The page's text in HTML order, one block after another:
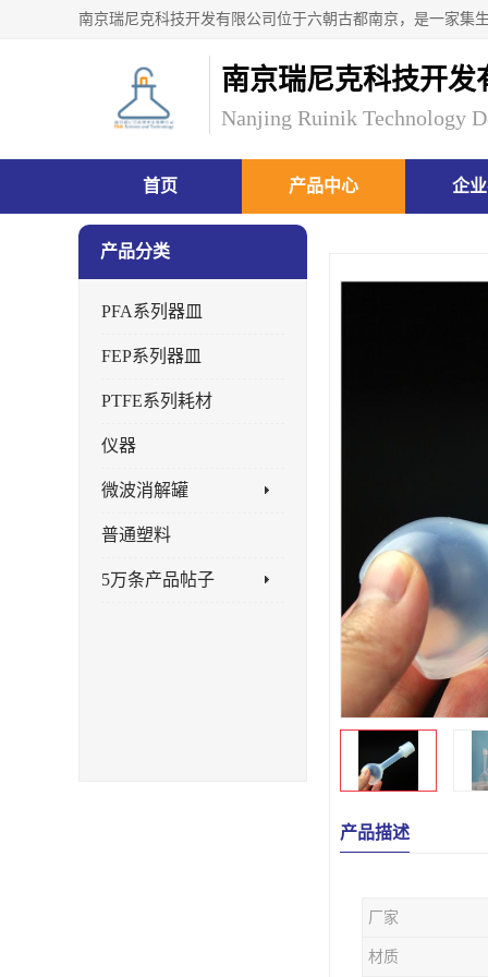
南京瑞尼克科技开发
Nanjing Ruinik Technology
首页 产品中心 企
产品分类
PFA系列器皿
FEP系列器皿
PTFE系列耗材
仪器
微波消解罐
普通塑料
5万条产品帖子
产品描述
厂家
材质